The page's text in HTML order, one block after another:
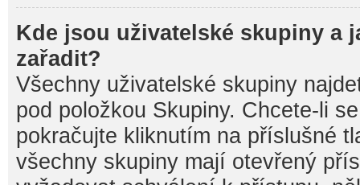
Kde jsou uživatelské skupiny a
zařadit?
Všechny uživatelské skupiny
pod položkou Skupiny. Chcete-li
pokračujte kliknutím na příslušné
všechny skupiny mají otevřený